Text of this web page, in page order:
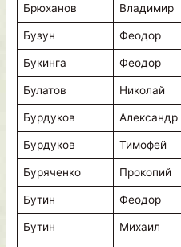
Брюханов Владимир
Бузун Феодор
Букинга Феодор
Булатов Николай
Бурдуков Александр
Бурдуков Тимофей
Буряченко Прокопий
Бутин Феодор
Бутин Михаил